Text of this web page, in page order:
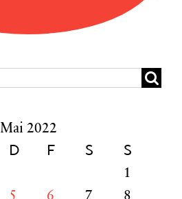
Mai 2022
D F S S
1